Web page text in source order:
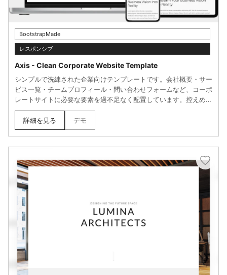
BootstrapMade
レスポンシブ
Axis - Clean Corporate Website Template
シンプルで洗練された企業向けテンプレートです。会社概要・サー
ビス一覧・チームプロフィール・問い合わせフォームなど、コーポ
レートサイトに必要な要素を過不足なく配置しています。控えめな
アニメーションときれいなタイポグラフィで品のある印象を与え、
お客様の声やケーススタディのセクションで実績もアピールできま
す。画像や動画の埋め込みにも対応しています。
詳細を見る デモ